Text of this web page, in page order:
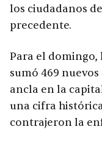
los ciudadanos de
precedente.
Para el domingo,
sumó 469
ancla en la
una cifra
contrajeron la